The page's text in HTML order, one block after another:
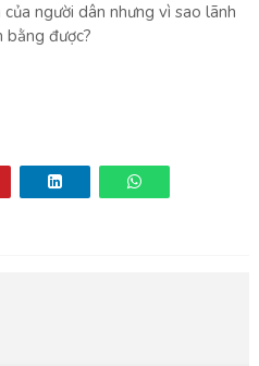
người dân nhưng vì sao lãnh
bằng được?